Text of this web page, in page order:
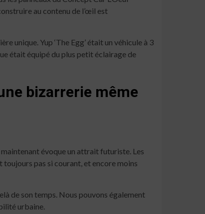
au contenu de l’œil est
unique. Yup ‘The Egg’ était un véhicule à 3
était équipé du plus petit éclairage de
bizarrerie même
évoque un attrait futuriste. Les
toujours pas si courant, et encore moins
de son temps. Nous pouvons également
urbaine.